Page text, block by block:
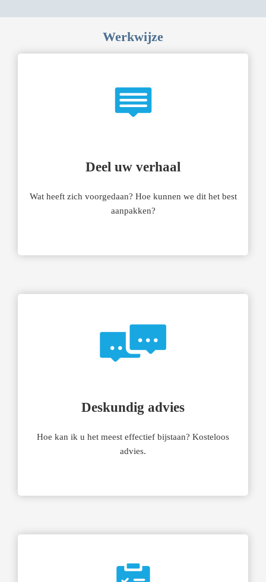
Werkwijze
Deel uw verhaal
Wat heeft zich voorgedaan? Hoe kunnen we dit het best
aanpakken?
Deskundig advies
Hoe kan ik u het meest effectief bijstaan? Kosteloos
advies.